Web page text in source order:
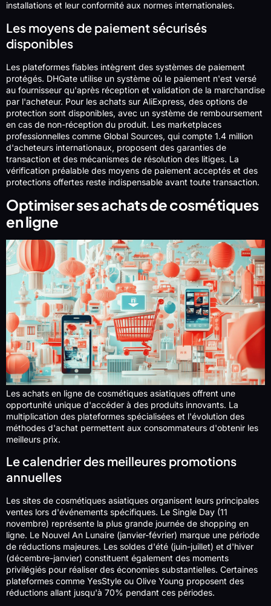
installations et leur conformité aux normes internationales.
Les moyens de paiement sécurisés
disponibles
Les plateformes fiables intègrent des systèmes de paiement
protégés. DHGate utilise un système où le paiement n'est versé
au fournisseur qu'après réception et validation de la marchandise
par l'acheteur. Pour les achats sur AliExpress, des options de
protection sont disponibles, avec un système de remboursement
en cas de non-réception du produit. Les marketplaces
professionnelles comme Global Sources, qui compte 1.4 million
d'acheteurs internationaux, proposent des garanties de
transaction et des mécanismes de résolution des litiges. La
vérification préalable des moyens de paiement acceptés et des
protections offertes reste indispensable avant toute transaction.
Optimiser ses achats de cosmétiques
en ligne
Les achats en ligne de cosmétiques asiatiques offrent une
opportunité unique d'accéder à des produits innovants. La
multiplication des plateformes spécialisées et l'évolution des
méthodes d'achat permettent aux consommateurs d'obtenir les
meilleurs prix.
Le calendrier des meilleures promotions
annuelles
Les sites de cosmétiques asiatiques organisent leurs principales
ventes lors d'événements spécifiques. Le Single Day (11
novembre) représente la plus grande journée de shopping en
ligne. Le Nouvel An Lunaire (janvier-février) marque une période
de réductions majeures. Les soldes d'été (juin-juillet) et d'hiver
(décembre-janvier) constituent également des moments
privilégiés pour réaliser des économies substantielles. Certaines
plateformes comme YesStyle ou Olive Young proposent des
réductions allant jusqu'à 70% pendant ces périodes.